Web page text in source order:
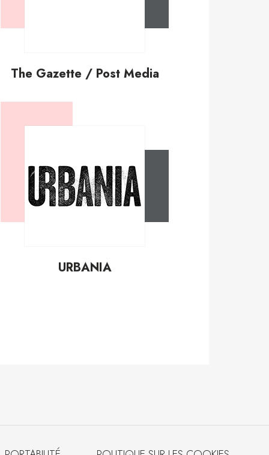
The Gazette / Post Media
URBANIA